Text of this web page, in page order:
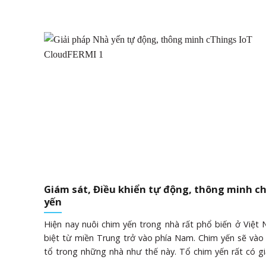
Giám sát, Điều khiển tự động, thông minh
yến
Hiện nay nuôi chim yến trong nhà rất phổ biến ở Việt
biệt từ miền Trung trở vào phía Nam. Chim yến sẽ vào
tổ trong những nhà như thế này. Tổ chim yến rất có